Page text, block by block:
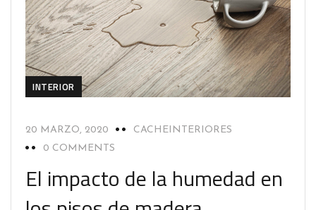
INTERIOR
20 MARZO, 2020
CACHEINTERIORES
0 COMMENTS
El impacto de la humedad en